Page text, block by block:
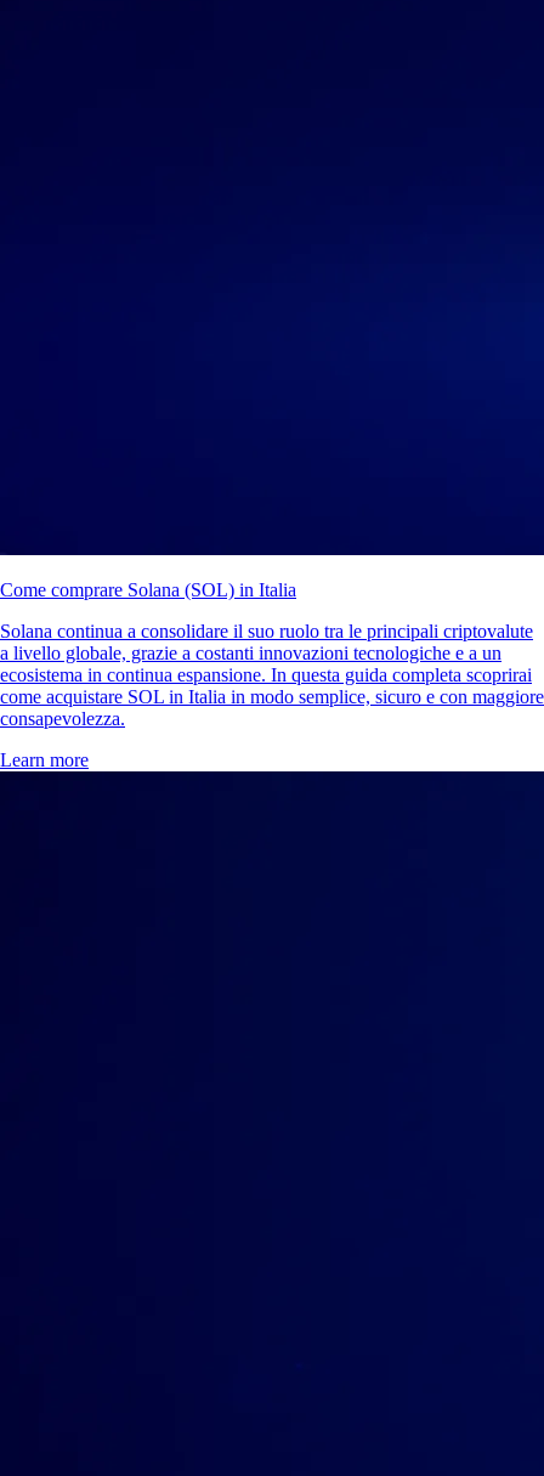
Come comprare Solana (SOL) in Italia
Solana continua a consolidare il suo ruolo tra le principali criptovalute
a livello globale, grazie a costanti innovazioni tecnologiche e a un
ecosistema in continua espansione. In questa guida completa scoprirai
come acquistare SOL in Italia in modo semplice, sicuro e con maggiore
consapevolezza.
Learn more